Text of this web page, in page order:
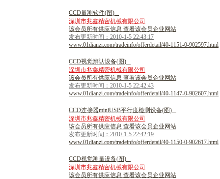
CCD量测软件(图)
深圳市兆鑫精密机械有限公司
该会员所有供应信息 查看该会员企业网站
发布更新时间：2010-1-5 22:43:17
www.01dianzi.com/tradeinfo/offerdetail/40-1151-0-902597.html
CCD视觉辨认设备(图)
深圳市兆鑫精密机械有限公司
该会员所有供应信息 查看该会员企业网站
发布更新时间：2010-1-5 22:42:43
www.01dianzi.com/tradeinfo/offerdetail/40-1147-0-902607.html
CCD连接器miniUSB平行度检测设备(图)
深圳市兆鑫精密机械有限公司
该会员所有供应信息 查看该会员企业网站
发布更新时间：2010-1-5 22:42:19
www.01dianzi.com/tradeinfo/offerdetail/40-1150-0-902617.html
CCD视觉测量设备(图)
深圳市兆鑫精密机械有限公司
该会员所有供应信息 查看该会员企业网站